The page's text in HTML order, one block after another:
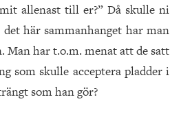
allenast till er?” Då skulle ni
här sammanhanget har man
Man har t.o.m. menat att de satt
som skulle acceptera pladder i
som han gör?